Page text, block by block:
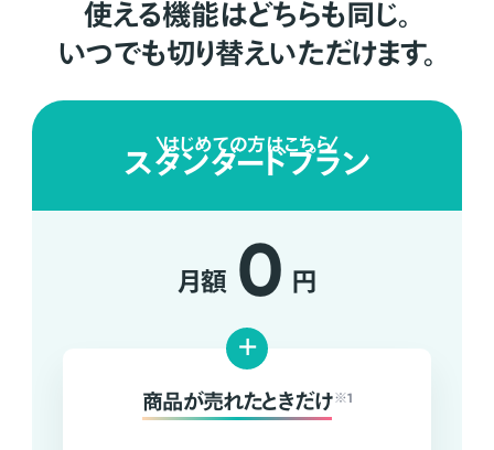
使える機能はどちらも同じ。
いつでも切り替えいただけます。
はじめての方はこちら
スタンダードプラン
月額 0 円
+
商品が売れたときだけ ※1